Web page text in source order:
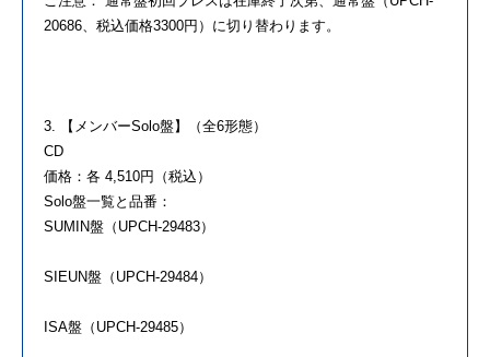
20686、税込価格3300円）に切り替わります。
3. 【メンバーSolo盤】（全6形態）
CD
価格：各 4,510円（税込）
Solo盤一覧と品番：
SUMIN盤（UPCH-29483）
SIEUN盤（UPCH-29484）
ISA盤（UPCH-29485）